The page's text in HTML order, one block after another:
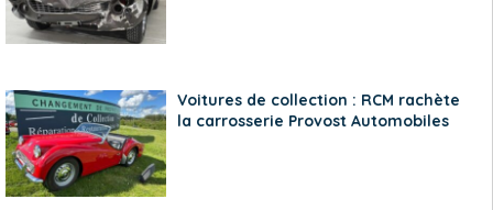
Voitures de collection : RCM rachète
la carrosserie Provost Automobiles